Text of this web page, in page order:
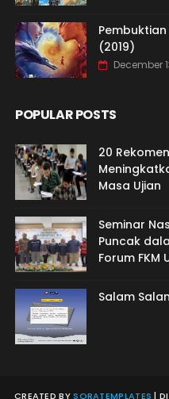
(2019)
December
POPULAR POSTS
20
Masa Ujian
Seminar
Puncak
Forum FKM
Salam
CREATED BYSORATEMPLATES |